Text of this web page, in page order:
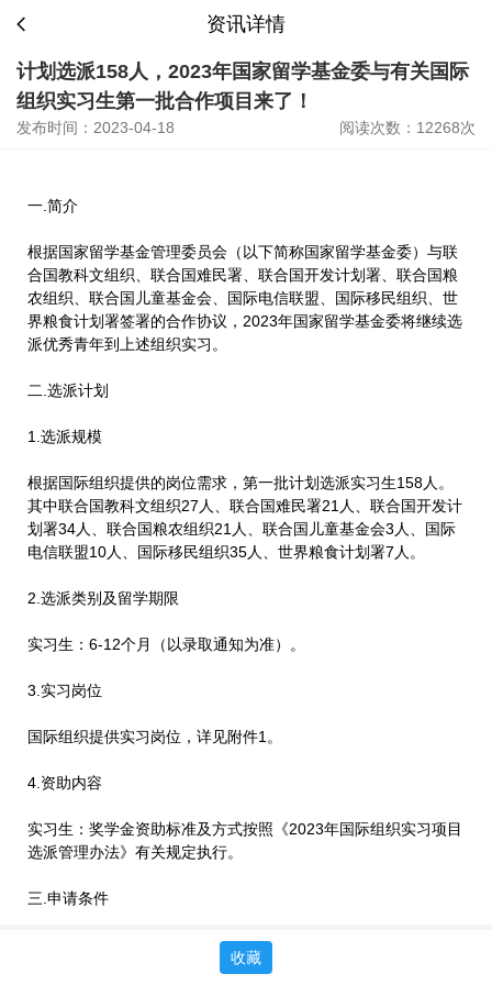
资讯详情
计划选派158人，2023年国家留学基金委与有关国际
组织实习生第一批合作项目来了！
发布时间：2023-04-18 阅读次数：12268次
一.简介
根据国家留学基金管理委员会（以下简称国家留学基金委）与联
合国教科文组织、联合国难民署、联合国开发计划署、联合国粮
农组织、联合国儿童基金会、国际电信联盟、国际移民组织、世
界粮食计划署签署的合作协议，2023年国家留学基金委将继续选
派优秀青年到上述组织实习。
二.选派计划
1.选派规模
根据国际组织提供的岗位需求，第一批计划选派实习生158人。
其中联合国教科文组织27人、联合国难民署21人、联合国开发计
划署34人、联合国粮农组织21人、联合国儿童基金会3人、国际
电信联盟10人、国际移民组织35人、世界粮食计划署7人。
2.选派类别及留学期限
实习生：6-12个月（以录取通知为准）。
3.实习岗位
国际组织提供实习岗位，详见附件1。
4.资助内容
实习生：奖学金资助标准及方式按照《2023年国际组织实习项目
选派管理办法》有关规定执行。
三.申请条件
1.申请人应符合国家留学基金资助出国留学人员选派简章要求和
《2023年国际组织实习项目选派管理办法》规定的基本条件，具
收藏